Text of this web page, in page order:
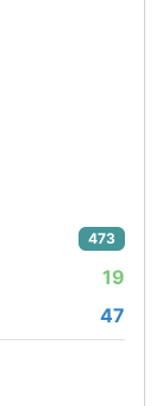
473
19
47